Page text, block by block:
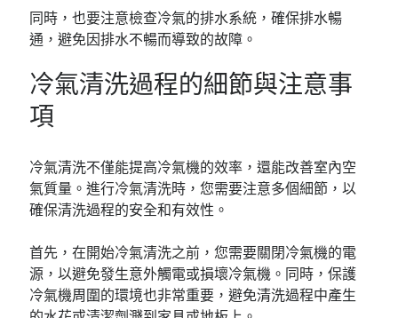
同時，也要注意檢查冷氣的排水系統，確保排水暢
通，避免因排水不暢而導致的故障。
冷氣清洗過程的細節與注意事
項
冷氣清洗不僅能提高冷氣機的效率，還能改善室內空
氣質量。進行冷氣清洗時，您需要注意多個細節，以
確保清洗過程的安全和有效性。
首先，在開始冷氣清洗之前，您需要關閉冷氣機的電
源，以避免發生意外觸電或損壞冷氣機。同時，保護
冷氣機周圍的環境也非常重要，避免清洗過程中產生